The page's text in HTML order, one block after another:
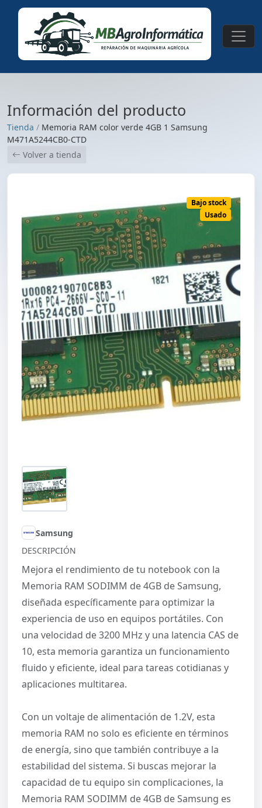
Información del producto
Tienda / Memoria RAM color verde 4GB 1 Samsung
M471A5244CB0-CTD
Volver a tienda
Bajo stock
Usado
Samsung
DESCRIPCIÓN
Mejora el rendimiento de tu notebook con la
Memoria RAM SODIMM de 4GB de Samsung,
diseñada específicamente para optimizar la
experiencia de uso en equipos portátiles. Con
una velocidad de 3200 MHz y una latencia CAS de
10, esta memoria garantiza un funcionamiento
fluido y eficiente, ideal para tareas cotidianas y
aplicaciones multitarea.
Con un voltaje de alimentación de 1.2V, esta
memoria RAM no solo es eficiente en términos
de energía, sino que también contribuye a la
estabilidad del sistema. Si buscas mejorar la
capacidad de tu equipo sin complicaciones, la
Memoria RAM SODIMM de 4GB de Samsung es